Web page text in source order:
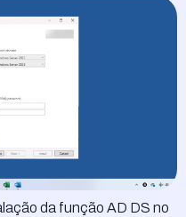
da função AD DS no